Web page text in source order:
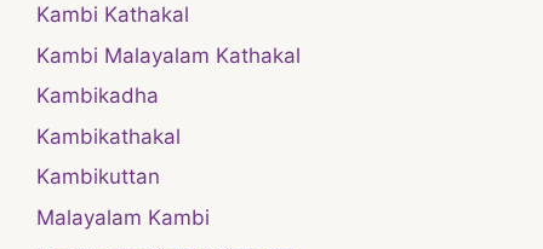
Kambi Kathakal
Kambi Malayalam Kathakal
Kambikadha
Kambikathakal
Kambikuttan
Malayalam Kambi